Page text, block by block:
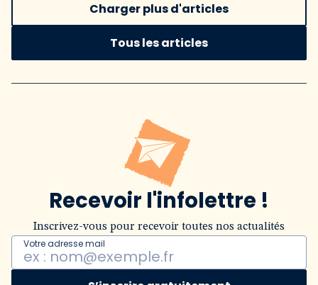
Charger plus d'articles
Tous les articles
Recevoir l'infolettre !
Inscrivez-vous pour recevoir toutes nos actualités
Votre adresse mail